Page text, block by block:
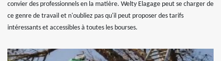
convier des professionnels en la matière. Welty Elagage peut se charger de
ce genre de travail et n'oubliez pas qu'il peut proposer des tarifs
intéressants et accessibles à toutes les bourses.